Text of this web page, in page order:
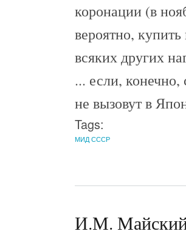
коронации (в
вероятно,
всяких других
... если,
не вызовут в
Tags:
МИД СССР
И.М. Майский